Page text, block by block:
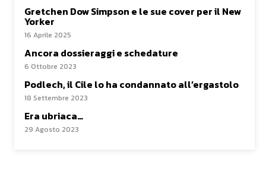
Gretchen Dow Simpson e le sue cover per il New
Yorker
16 Aprile 2025
Ancora dossieraggi e schedature
6 Ottobre 2023
Podlech, il Cile lo ha condannato all’ergastolo
18 Settembre 2023
Era ubriaca…
29 Agosto 2023